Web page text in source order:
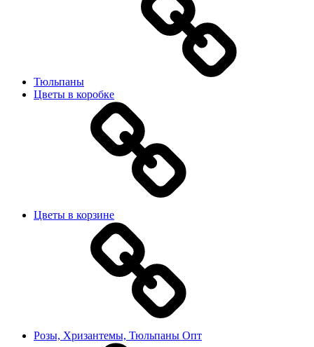
Тюльпаны
Цветы в коробке
Цветы в корзине
Розы, Хризантемы, Тюльпаны Опт